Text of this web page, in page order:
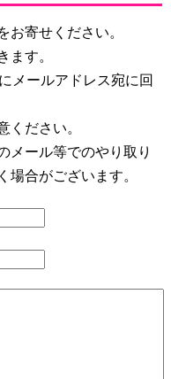
お寄せください。
ます。
メールアドレス宛に回
ください。
メール等でのやり取り
場合がございます。